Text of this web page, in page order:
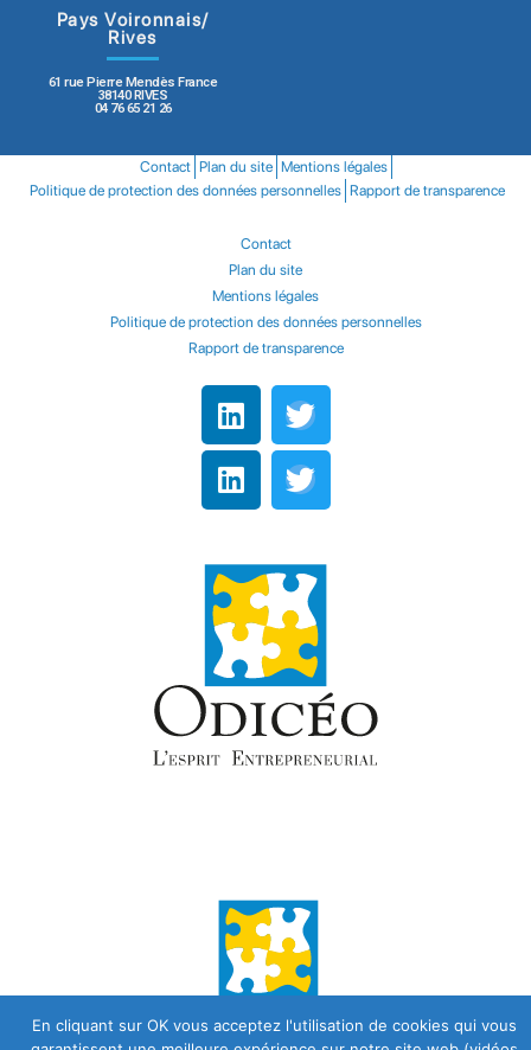
Pays Voironnais/
Rives
61 rue Pierre Mendès France
38140 RIVES
04 76 65 21 26
Contact Plan du site Mentions légales
Politique de protection des données personnelles Rapport de transparence
Contact
Plan du site
Mentions légales
Politique de protection des données personnelles
Rapport de transparence
En cliquant sur OK vous acceptez l'utilisation de cookies qui vous